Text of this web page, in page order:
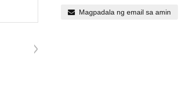
Magpadala ng email sa amin